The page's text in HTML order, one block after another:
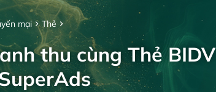
mại Thẻ
thu cùng Thẻ BIDV